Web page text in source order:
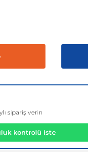
sipariş verin
kontrolü iste